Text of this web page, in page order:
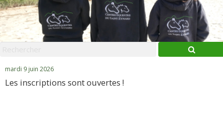
Mon compte
Panier
Contact
mardi 9 juin 2026
Les inscriptions sont ouvertes !